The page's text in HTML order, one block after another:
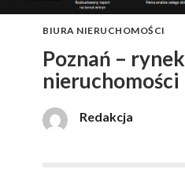
BIURA NIERUCHOMOŚCI
Poznań – rynek
nieruchomości
Redakcja